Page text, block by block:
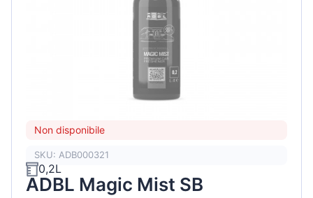
Non disponibile
SKU: ADB000321
0,2L
ADBL Magic Mist SB